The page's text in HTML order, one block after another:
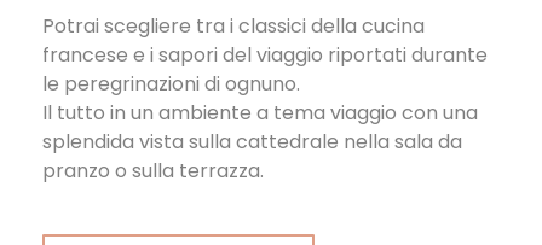
Potrai scegliere tra i classici della cucina
francese e i sapori del viaggio riportati durante
le peregrinazioni di ognuno.
Il tutto in un ambiente a tema viaggio con una
splendida vista sulla cattedrale nella sala da
pranzo o sulla terrazza.